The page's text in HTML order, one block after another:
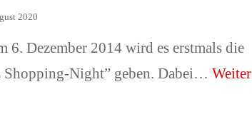
2020
6. Dezember 2014 wird es erstmals die
Shopping-Night” geben. Dabei… Weiter